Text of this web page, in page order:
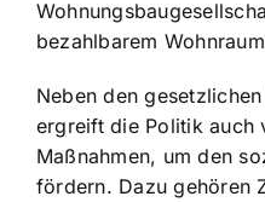
bezahlbarem
Neben den
ergreift die Politik auch
Maßnahmen, um den
fördern. Dazu gehören